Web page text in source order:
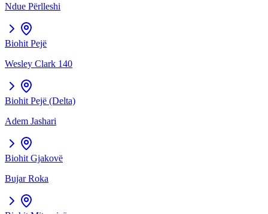
Ndue Përlleshi
Biohit Pejë
Wesley Clark 140
Biohit Pejë (Delta)
Adem Jashari
Biohit Gjakovë
Bujar Roka